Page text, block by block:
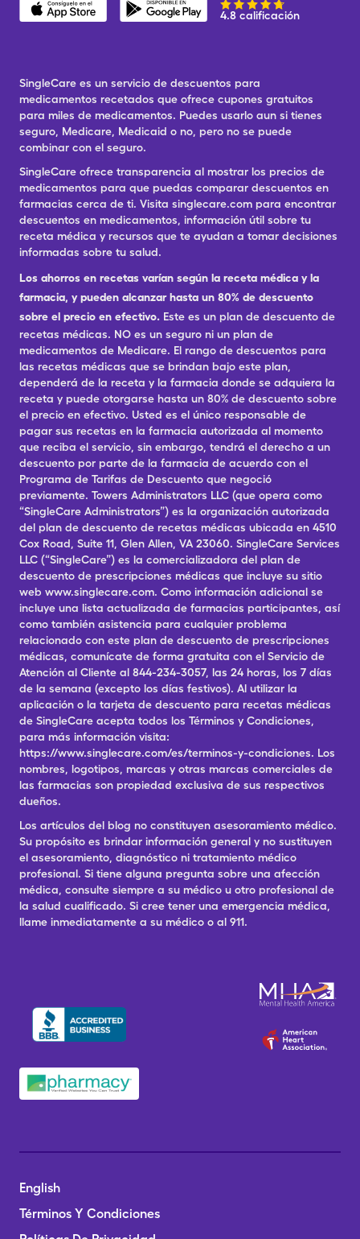
4.8 calificación
SingleCare es un servicio de descuentos para
medicamentos recetados que ofrece cupones gratuitos
para miles de medicamentos. Puedes usarlo aun si tienes
seguro, Medicare, Medicaid o no, pero no se puede
combinar con el seguro.
SingleCare ofrece transparencia al mostrar los precios de
medicamentos para que puedas comparar descuentos en
farmacias cerca de ti. Visita singlecare.com para encontrar
descuentos en medicamentos, información útil sobre tu
receta médica y recursos que te ayudan a tomar decisiones
informadas sobre tu salud.
Los ahorros en recetas varían según la receta médica y la
farmacia, y pueden alcanzar hasta un 80% de descuento
sobre el precio en efectivo. Este es un plan de descuento de
recetas médicas. NO es un seguro ni un plan de
medicamentos de Medicare. El rango de descuentos para
las recetas médicas que se brindan bajo este plan,
dependerá de la receta y la farmacia donde se adquiera la
receta y puede otorgarse hasta un 80% de descuento sobre
el precio en efectivo. Usted es el único responsable de
pagar sus recetas en la farmacia autorizada al momento
que reciba el servicio, sin embargo, tendrá el derecho a un
descuento por parte de la farmacia de acuerdo con el
Programa de Tarifas de Descuento que negoció
previamente. Towers Administrators LLC (que opera como
“SingleCare Administrators”) es la organización autorizada
del plan de descuento de recetas médicas ubicada en 4510
Cox Road, Suite 11, Glen Allen, VA 23060. SingleCare Services
LLC (“SingleCare”) es la comercializadora del plan de
descuento de prescripciones médicas que incluye su sitio
web www.singlecare.com. Como información adicional se
incluye una lista actualizada de farmacias participantes, así
como también asistencia para cualquier problema
relacionado con este plan de descuento de prescripciones
médicas, comunícate de forma gratuita con el Servicio de
Atención al Cliente al 844-234-3057, las 24 horas, los 7 días
de la semana (excepto los días festivos). Al utilizar la
aplicación o la tarjeta de descuento para recetas médicas
de SingleCare acepta todos los Términos y Condiciones,
para más información visita:
https://www.singlecare.com/es/terminos-y-condiciones. Los
nombres, logotipos, marcas y otras marcas comerciales de
las farmacias son propiedad exclusiva de sus respectivos
dueños.
Los artículos del blog no constituyen asesoramiento médico.
Su propósito es brindar información general y no sustituyen
el asesoramiento, diagnóstico ni tratamiento médico
profesional. Si tiene alguna pregunta sobre una afección
médica, consulte siempre a su médico u otro profesional de
la salud cualificado. Si cree tener una emergencia médica,
llame inmediatamente a su médico o al 911.
English
Términos Y Condiciones